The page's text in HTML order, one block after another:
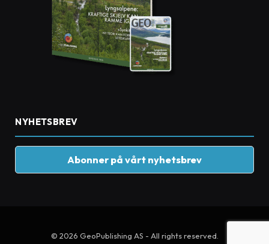
NYHETSBREV
Abonner på vårt nyhetsbrev
© 2026 GeoPublishing AS - All rights reserved.